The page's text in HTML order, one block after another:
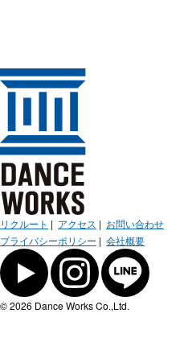
リクルート | アクセス | お問い合わせ
プライバシーポリシー | 会社概要
© 2026 Dance Works Co.,Ltd.